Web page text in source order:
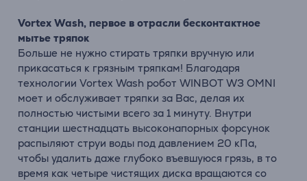
Vortex Wash, первое в отрасли бесконтактное
мытье тряпок
Больше не нужно стирать тряпки вручную или
прикасаться к грязным тряпкам! Благодаря
технологии Vortex Wash робот WINBOT W3 OMNI
моет и обслуживает тряпки за Вас, делая их
полностью чистыми всего за 1 минуту. Внутри
станции шестнадцать высоконапорных форсунок
распыляют струи воды под давлением 20 кПа,
чтобы удалить даже глубоко въевшуюся грязь, в то
время как четыре чистящих диска вращаются со